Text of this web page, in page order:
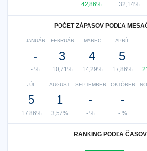
42,86% 32,14%
POČET ZÁPASOV PODĽA
JANUÁR
-
- %
FEBRUÁR
3
10,71%
MAREC
4
14,29%
APRÍL
5
17,86%
JÚL
5
17,86%
AUGUST
1
3,57%
SEPTEMBER
-
- %
OKTÓBER
-
- %
RANKING PODĽA ČASOV